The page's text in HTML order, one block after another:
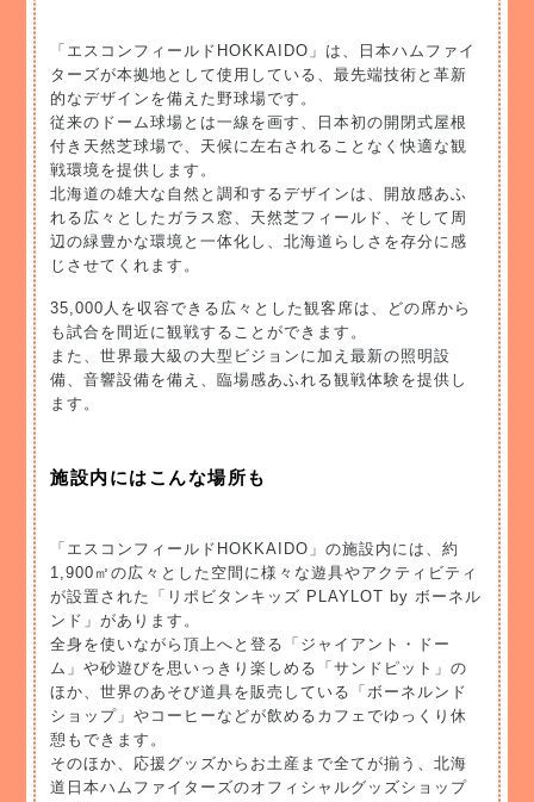
「エスコンフィールドHOKKAIDO」は、日本ハムファイ
ターズが本拠地として使用している、最先端技術と革新
的なデザインを備えた野球場です。
従来のドーム球場とは一線を画す、日本初の開閉式屋根
付き天然芝球場で、天候に左右されることなく快適な観
戦環境を提供します。
北海道の雄大な自然と調和するデザインは、開放感あふ
れる広々としたガラス窓、天然芝フィールド、そして周
辺の緑豊かな環境と一体化し、北海道らしさを存分に感
じさせてくれます。
35,000人を収容できる広々とした観客席は、どの席から
も試合を間近に観戦することができます。
また、世界最大級の大型ビジョンに加え最新の照明設
備、音響設備を備え、臨場感あふれる観戦体験を提供し
ます。
施設内にはこんな場所も
「エスコンフィールドHOKKAIDO」の施設内には、約
1,900㎡の広々とした空間に様々な遊具やアクティビティ
が設置された「リポビタンキッズ PLAYLOT by ボーネル
ンド」があります。
全身を使いながら頂上へと登る「ジャイアント・ドー
ム」や砂遊びを思いっきり楽しめる「サンドピット」の
ほか、世界のあそび道具を販売している「ボーネルンド
ショップ」やコーヒーなどが飲めるカフェでゆっくり休
憩もできます。
そのほか、応援グッズからお土産まで全てが揃う、北海
道日本ハムファイターズのオフィシャルグッズショップ